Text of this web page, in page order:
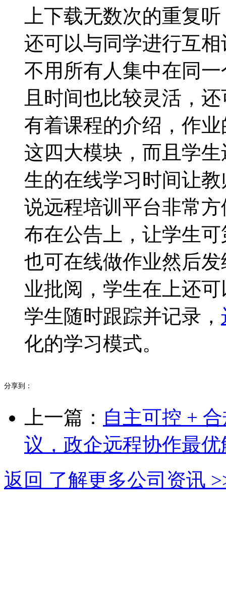
上下载无数次的重复
还可以与同学进行互
不用所有人集中在同
且时间也比较灵活，
有着课程的介绍，作
这四大模块，而且学
生的在线学习时间让
说远程培训平台非常
布在公告上，让学生
也可在线做作业然后
业批阅，学生在上还
学生随时跟踪并记录，
化的学习模式。
分享到：
上一篇： 自主可控 +
议，政企远程协作最优
返回 了解更多公司资讯